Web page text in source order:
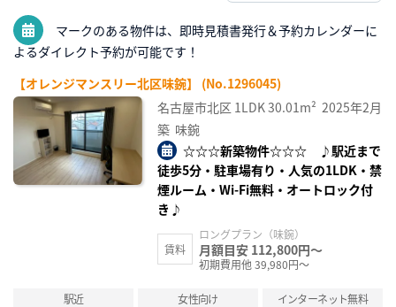
マークのある物件は、即時見積書発行＆予約カレンダーに
よるダイレクト予約が可能です！
【オレンジマンスリー北区味鋺】 (No.1296045)
名古屋市北区 1LDK30.01m² 2025年2月
築 味鋺
☆☆☆新築物件☆☆☆ ♪駅近まで
徒歩5分・駐車場有り・人気の1LDK・禁
煙ルーム・Wi-Fi無料・オートロック付
き♪
賃料
ロングプラン（味鋺）
月額目安 112,800円～
初期費用他 39,980円～
駅近 女性向け
インターネット無料